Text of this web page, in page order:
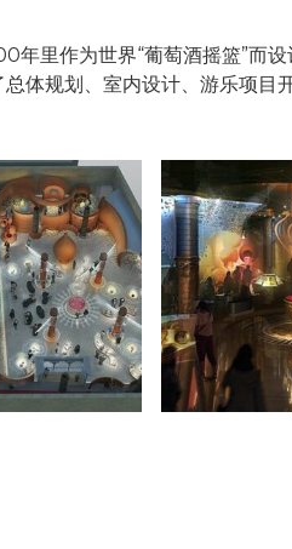
年里作为世界“葡萄酒摇篮”
体规划、室内设计、游乐项目